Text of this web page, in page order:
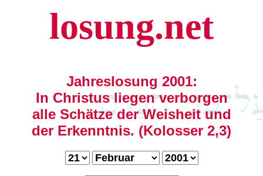
losung.net
Jahreslosung 2001:
In Christus liegen verborgen
alle Schätze der Weisheit und
der Erkenntnis. (Kolosser 2,3)